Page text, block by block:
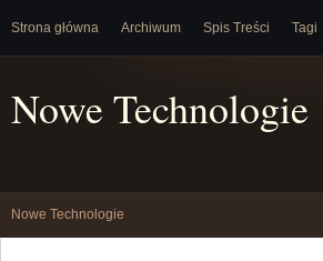
Strona główna Archiwum Spis Treści Tagi
Nowe Technologie
Nowe Technologie